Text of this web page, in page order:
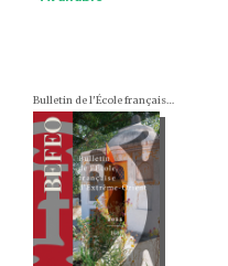
Bulletin de l'École française d'Extrême-Orient (BEFEO)